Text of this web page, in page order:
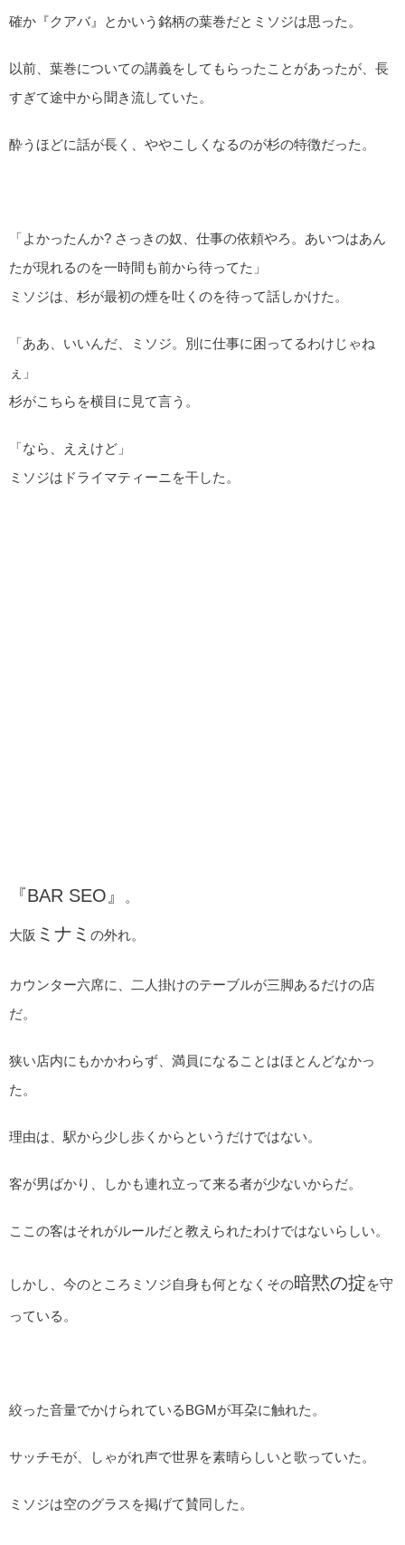
確か『クアバ』とかいう銘柄の葉巻だとミソジは思った。
以前、葉巻についての講義をしてもらったことがあったが、長
すぎて途中から聞き流していた。
酔うほどに話が長く、ややこしくなるのが杉の特徴だった。
「よかったんか? さっきの奴、仕事の依頼やろ。あいつはあん
たが現れるのを一時間も前から待ってた」
ミソジは、杉が最初の煙を吐くのを待って話しかけた。
「ああ、いいんだ、ミソジ。別に仕事に困ってるわけじゃね
ぇ」
杉がこちらを横目に見て言う。
「なら、ええけど」
ミソジはドライマティーニを干した。
『BAR SEO』 。
大阪 ミナミ の外れ。
カウンター六席に、二人掛けのテーブルが三脚あるだけの店
だ。
狭い店内にもかかわらず、満員になることはほとんどなかっ
た。
理由は、駅から少し歩くからというだけではない。
客が男ばかり、しかも連れ立って来る者が少ないからだ。
ここの客はそれがルールだと教えられたわけではないらしい。
しかし、今のところミソジ自身も何となくその暗黙の掟を守
っている。
絞った音量でかけられているBGMが耳朶に触れた。
サッチモが、しゃがれ声で世界を素晴らしいと歌っていた。
ミソジは空のグラスを掲げて賛同した。